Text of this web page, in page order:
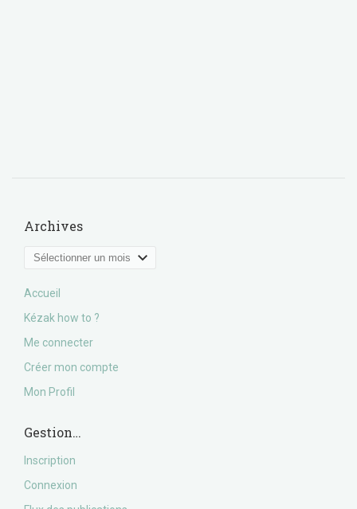
Archives
Archives
Accueil
Kézak how to ?
Me connecter
Créer mon compte
Mon Profil
Gestion…
Inscription
Connexion